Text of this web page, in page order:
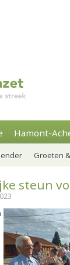
Hamont-
Groeten
steun